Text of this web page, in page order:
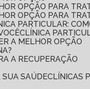
OPÇÃO PARA
OPÇÃO PARA
PARTICULAR:
CLÍNICA
A MELHOR OPÇÃO
A RECUPERAÇÃO
SUA SAÚDE